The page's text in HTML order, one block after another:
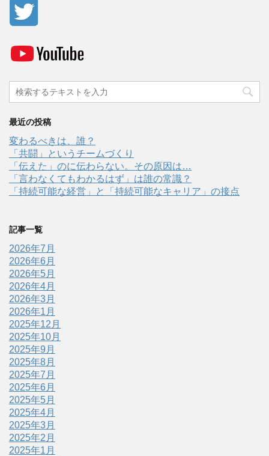
最近の投稿
変わるべきは、誰？
「共闘」というチームづくり
「伝えた」のに伝わらない。その原因は…
「言わなくてもわかるはず」は誰の常識？
「持続可能な経営」と「持続可能なキャリア」の接点
記事一覧
2026年7月
2026年6月
2026年5月
2026年4月
2026年3月
2026年1月
2025年12月
2025年10月
2025年9月
2025年8月
2025年7月
2025年6月
2025年5月
2025年4月
2025年3月
2025年2月
2025年1月